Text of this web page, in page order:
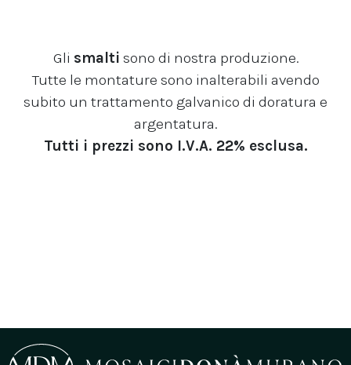
Gli smalti sono di nostra produzione.
Tutte le montature sono inalterabili avendo
subito un trattamento galvanico di doratura e
argentatura.
Tutti i prezzi sono I.V.A. 22% esclusa.